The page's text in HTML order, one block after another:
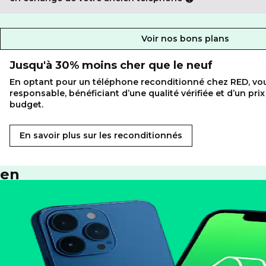
Voir nos bons plans
Avec
RED
by
SFR,
adoptez
en
sérénité
Jusqu'à 30% moins cher que le neuf
En optant pour un téléphone reconditionné chez RED,
responsable, bénéficiant d’une qualité vérifiée et d’un
budget.
En savoir plus sur les reconditionnés